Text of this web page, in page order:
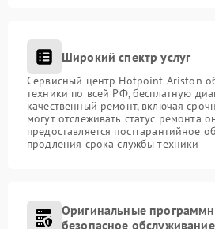
Широкий спектр услуг
Сервисный центр Hotpoint Ariston
техники по всей РФ, бесплатную
качественный ремонт, включая
могут отслеживать статус ремонта
предоставляется постгарантийное
продления срока службы техники
Оригинальные
безопасное